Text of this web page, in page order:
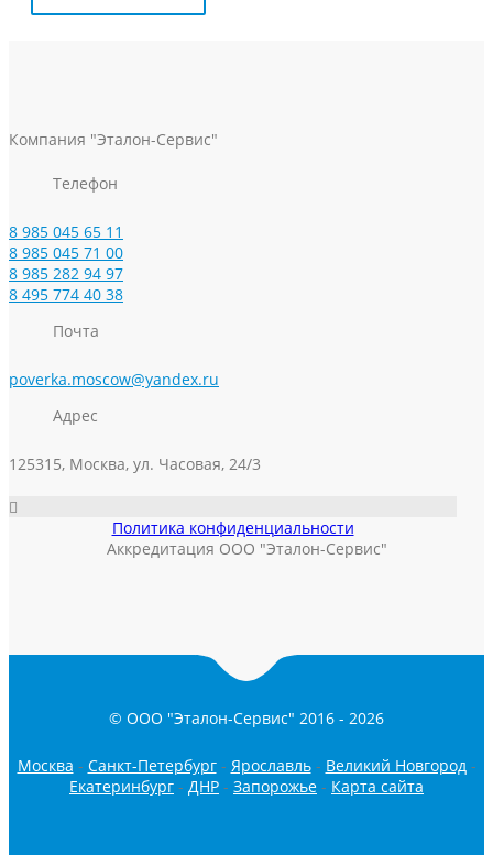
Компания "Эталон-Сервис"
Телефон
8 985 045 65 11
8 985 045 71 00
8 985 282 94 97
8 495 774 40 38
Почта
poverka.moscow@yandex.ru
Адрес
125315, Москва, ул. Часовая, 24/3
Политика конфиденциальности
Аккредитация ООО "Эталон-Сервис"
© ООО "Эталон-Сервис" 2016 - 2026
Москва - Санкт-Петербург- Ярославль- Великий Новгород-
Екатеринбург - ДНР - Запорожье - Карта сайта